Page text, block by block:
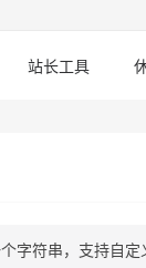
站长工具
字符串，支持自定